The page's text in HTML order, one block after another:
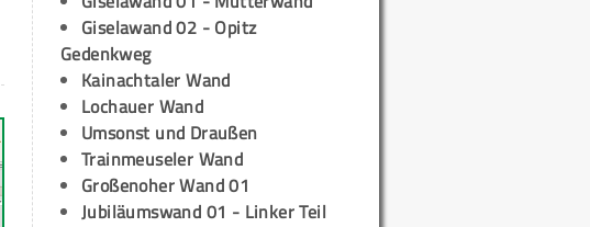
Giselawand 02 - Opitz
Gedenkweg
Kainachtaler Wand
Lochauer Wand
Umsonst und Draußen
Trainmeuseler Wand
Großenoher Wand 01
Jubiläumswand 01 - Linker Teil